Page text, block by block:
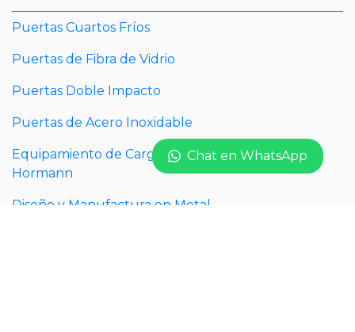
Puertas Cuartos Fríos
Puertas de Fibra de Vidrio
Puertas Doble Impacto
Puertas de Acero Inoxidable
Equipamiento de Carga y descarga Blue Giant y
Hormann
Diseño y Manufactura en Metal
Chat en WhatsApp